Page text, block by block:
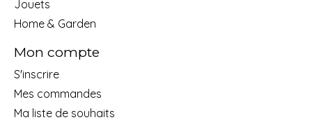
Jouets
Home & Garden
Mon compte
S'inscrire
Mes commandes
Ma liste de souhaits